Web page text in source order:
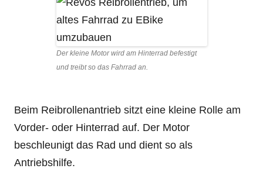
Der kleine Motor wird am Hinterrad befestigt
und treibt so das Fahrrad an.
Beim Reibrollenantrieb sitzt eine kleine Rolle am
Vorder- oder Hinterrad auf. Der Motor
beschleunigt das Rad und dient so als
Antriebshilfe.